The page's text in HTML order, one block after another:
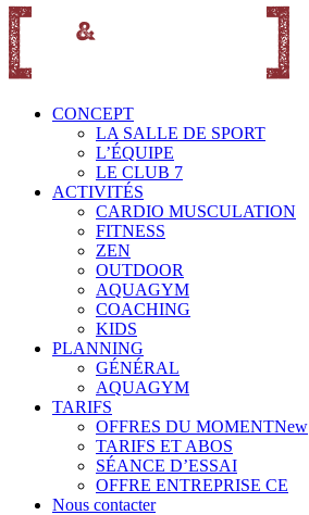
CONCEPT
LA SALLE DE SPORT
L’ÉQUIPE
LE CLUB 7
ACTIVITÉS
CARDIO MUSCULATION
FITNESS
ZEN
OUTDOOR
AQUAGYM
COACHING
KIDS
PLANNING
GÉNÉRAL
AQUAGYM
TARIFS
OFFRES DU MOMENTNew
TARIFS ET ABOS
SÉANCE D’ESSAI
OFFRE ENTREPRISE CE
Nous contacter